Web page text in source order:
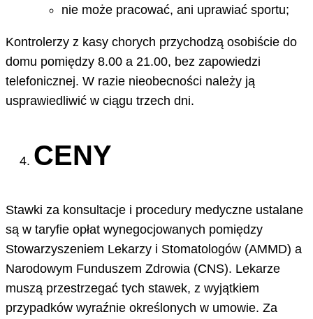
nie może pracować, ani uprawiać sportu;
Kontrolerzy z kasy chorych przychodzą osobiście do
domu pomiędzy 8.00 a 21.00, bez zapowiedzi
telefonicznej. W razie nieobecności należy ją
usprawiedliwić w ciągu trzech dni.
CENY
Stawki za konsultacje i procedury medyczne ustalane
są w taryfie opłat wynegocjowanych pomiędzy
Stowarzyszeniem Lekarzy i Stomatologów (AMMD) a
Narodowym Funduszem Zdrowia (CNS). Lekarze
muszą przestrzegać tych stawek, z wyjątkiem
przypadków wyraźnie określonych w umowie. Za